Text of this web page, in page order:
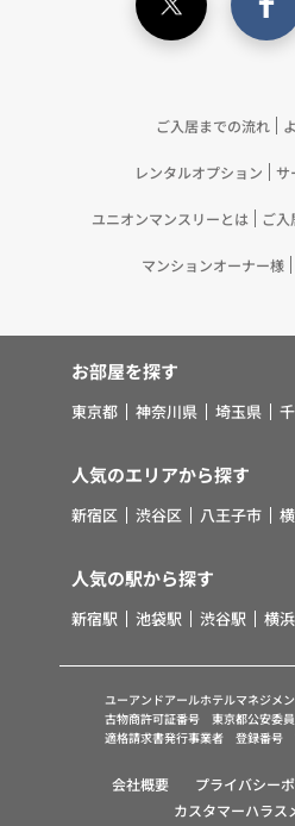
ご入居までの流れ
レンタルオプション サ
ユニオンマンスリーとは ご入
マンションオーナー様
お部屋を探す
東京都 神奈川県 埼玉県
人気のエリアから探す
新宿区 渋谷区 八王子市
人気の駅から探す
新宿駅 池袋駅 渋谷駅 横
ユーアンドアールホテルマネジメ
古物商許可証番号 東京都公安委
適格請求書発行事業者 登録番
会社概要 プライバシー
カスタマーハラス